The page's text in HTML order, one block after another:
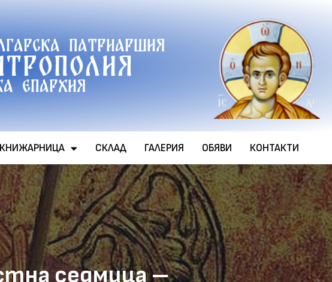
патриаршия
епархия
КНИЖАРНИЦА СКЛАД ГАЛЕРИЯ ОБЯВИ КОНТАКТИ
седмица –